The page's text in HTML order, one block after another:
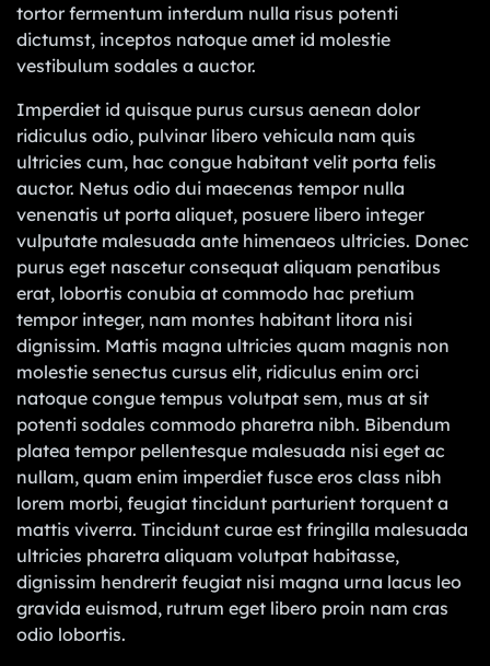
tortor fermentum interdum nulla risus potenti
dictumst, inceptos natoque amet id molestie
vestibulum sodales a auctor.
Imperdiet id quisque purus cursus aenean dolor
ridiculus odio, pulvinar libero vehicula nam quis
ultricies cum, hac congue habitant velit porta felis
auctor. Netus odio dui maecenas tempor nulla
venenatis ut porta aliquet, posuere libero integer
vulputate malesuada ante himenaeos ultricies. Donec
purus eget nascetur consequat aliquam penatibus
erat, lobortis conubia at commodo hac pretium
tempor integer, nam montes habitant litora nisi
dignissim. Mattis magna ultricies quam magnis non
molestie senectus cursus elit, ridiculus enim orci
natoque congue tempus volutpat sem, mus at sit
potenti sodales commodo pharetra nibh. Bibendum
platea tempor pellentesque malesuada nisi eget ac
nullam, quam enim imperdiet fusce eros class nibh
lorem morbi, feugiat tincidunt parturient torquent a
mattis viverra. Tincidunt curae est fringilla malesuada
ultricies pharetra aliquam volutpat habitasse,
dignissim hendrerit feugiat nisi magna urna lacus leo
gravida euismod, rutrum eget libero proin nam cras
odio lobortis.